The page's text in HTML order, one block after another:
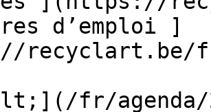
d’emploi ]
recyclart.be/